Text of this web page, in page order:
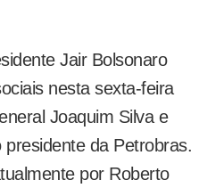
Jair Bolsonaro
nesta sexta-feira
Joaquim Silva e
da Petrobras.
por Roberto